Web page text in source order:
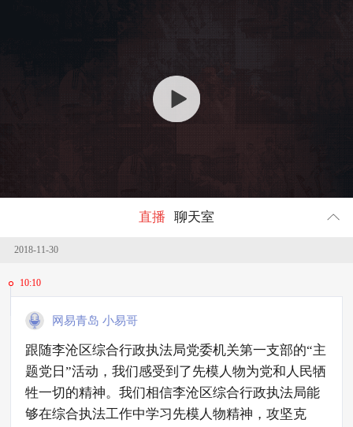
直播 聊天室
2018-11-30
10:10
网易青岛 小易哥
跟随李沧区综合行政执法局党委机关第一支部的“主
题党日”活动，我们感受到了先模人物为党和人民牺
牲一切的精神。我们相信李沧区综合行政执法局能
够在综合执法工作中学习先模人物精神，攻坚克